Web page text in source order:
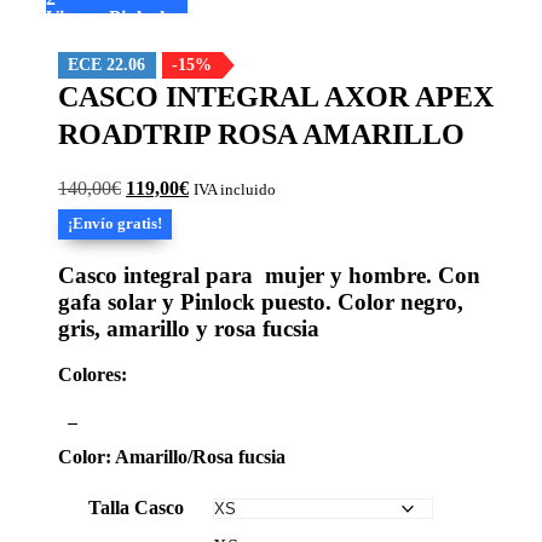
Visera+Pinlock
ECE 22.06 -15%
CASCO INTEGRAL AXOR APEX
ROADTRIP ROSA AMARILLO
140,00€ El
precio
original
era:
140,00€.
119,00€El
119,00€.
IVA incluido
¡Envío gratis!
Casco integral para mujer y hombre. Con
gafa solar y Pinlock puesto. Color negro,
gris, amarillo y rosa fucsia
Colores:
Color: Amarillo/Rosa fucsia
Talla Casco